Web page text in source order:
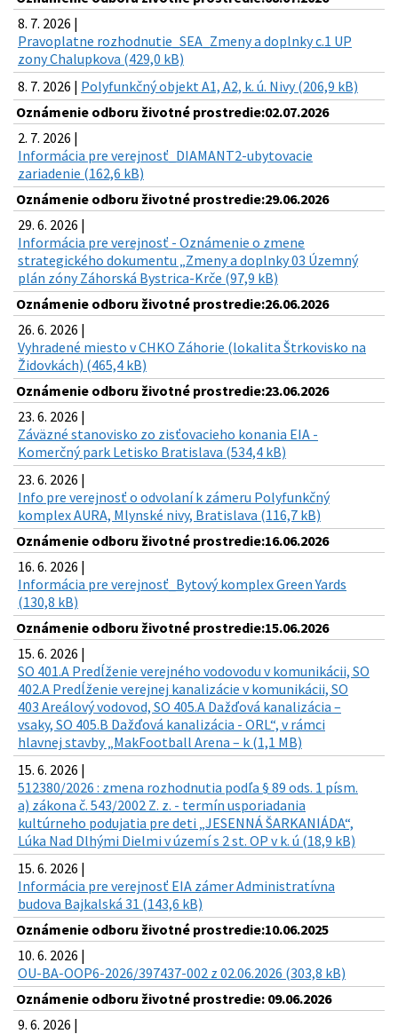
8. 7. 2026 |
Pravoplatne rozhodnutie_SEA_Zmeny a doplnky c.1 UP
zony Chalupkova (429,0 kB)
8. 7. 2026 | Polyfunkčný objekt A1, A2, k. ú. Nivy (206,9 kB)
Oznámenie odboru životné prostredie:02.07.2026
2. 7. 2026 |
Informácia pre verejnosť_DIAMANT2-ubytovacie
zariadenie (162,6 kB)
Oznámenie odboru životné prostredie:29.06.2026
29. 6. 2026 |
Informácia pre verejnosť - Oznámenie o zmene
strategického dokumentu „Zmeny a doplnky 03 Územný
plán zóny Záhorská Bystrica-Krče (97,9 kB)
Oznámenie odboru životné prostredie:26.06.2026
26. 6. 2026 |
Vyhradené miesto v CHKO Záhorie (lokalita Štrkovisko na
Židovkách) (465,4 kB)
Oznámenie odboru životné prostredie:23.06.2026
23. 6. 2026 |
Záväzné stanovisko zo zisťovacieho konania EIA -
Komerčný park Letisko Bratislava (534,4 kB)
23. 6. 2026 |
Info pre verejnosť o odvolaní k zámeru Polyfunkčný
komplex AURA, Mlynské nivy, Bratislava (116,7 kB)
Oznámenie odboru životné prostredie:16.06.2026
16. 6. 2026 |
Informácia pre verejnosť_Bytový komplex Green Yards
(130,8 kB)
Oznámenie odboru životné prostredie:15.06.2026
15. 6. 2026 |
SO 401.A Predĺženie verejného vodovodu v komunikácii, SO
402.A Predĺženie verejnej kanalizácie v komunikácii, SO
403 Areálový vodovod, SO 405.A Dažďová kanalizácia –
vsaky, SO 405.B Dažďová kanalizácia - ORL“, v rámci
hlavnej stavby „MakFootball Arena – k (1,1 MB)
15. 6. 2026 |
512380/2026 : zmena rozhodnutia podľa § 89 ods. 1 písm.
a) zákona č. 543/2002 Z. z. - termín usporiadania
kultúrneho podujatia pre deti „JESENNÁ ŠARKANIÁDA“,
Lúka Nad Dlhými Dielmi v území s 2 st. OP v k. ú (18,9 kB)
15. 6. 2026 |
Informácia pre verejnosť EIA zámer Administratívna
budova Bajkalská 31 (143,6 kB)
Oznámenie odboru životné prostredie:10.06.2025
10. 6. 2026 |
OU-BA-OOP6-2026/397437-002 z 02.06.2026 (303,8 kB)
Oznámenie odboru životné prostredie: 09.06.2026
9. 6. 2026 |